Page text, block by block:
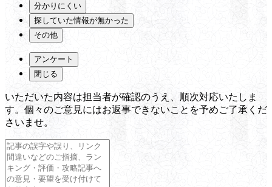
分かりにくい
探していた情報が無かった
その他
アンケート
閉じる
いただいた内容は担当者が確認のうえ、順次対応いたしま
す。個々のご意見にはお返事できないことを予めご了承くだ
さいませ。